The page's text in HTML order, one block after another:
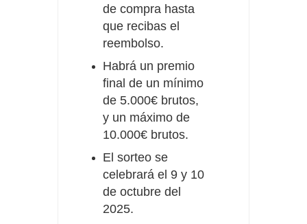
de compra hasta
que recibas el
reembolso.
Habrá un premio
final de un mínimo
de 5.000€ brutos,
y un máximo de
10.000€ brutos.
El sorteo se
celebrará el 9 y 10
de octubre del
2025.